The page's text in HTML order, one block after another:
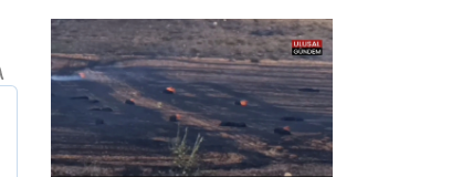
şüphelilerin gözaltına alındığını açıkladı.
Yürütülen tahkikatın “Dernekler
Kanunu’na muhalefet”, “suçtan
kaynaklanan mal varlığı değerlerini
aklama” ve “örgüt” suçlamaları
kapsamında derinleştirildiği bildirildi.
Haber Merkezi – Soruşturmanın